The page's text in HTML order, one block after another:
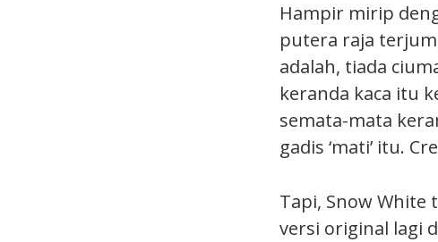
Hampir mirip
putera raja
adalah, tiada
keranda kaca itu
semata-mata
gadis ‘mati’ itu.
Tapi, Snow White
versi original lagi